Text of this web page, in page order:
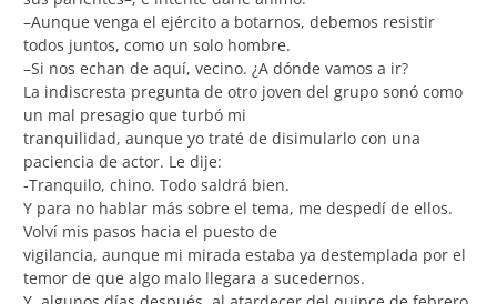
–Aunque venga el ejército a botarnos, debemos resistir
todos juntos, como un solo hombre.
–Si nos echan de aquí, vecino. ¿A dónde vamos a ir?
La indiscresta pregunta de otro joven del grupo sonó como
un mal presagio que turbó mi
tranquilidad, aunque yo traté de disimularlo con una
paciencia de actor. Le dije:
-Tranquilo, chino. Todo saldrá bien.
Y para no hablar más sobre el tema, me despedí de ellos.
Volví mis pasos hacia el puesto de
vigilancia, aunque mi mirada estaba ya destemplada por el
temor de que algo malo llegara a sucedernos.